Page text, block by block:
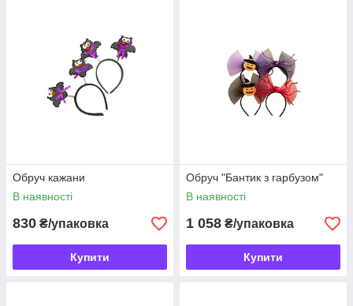
Обруч кажани
В наявності
830 ₴/упаковка
Купити
Обруч "Бантик з гарбузом"
В наявності
1 058 ₴/упаковка
Купити